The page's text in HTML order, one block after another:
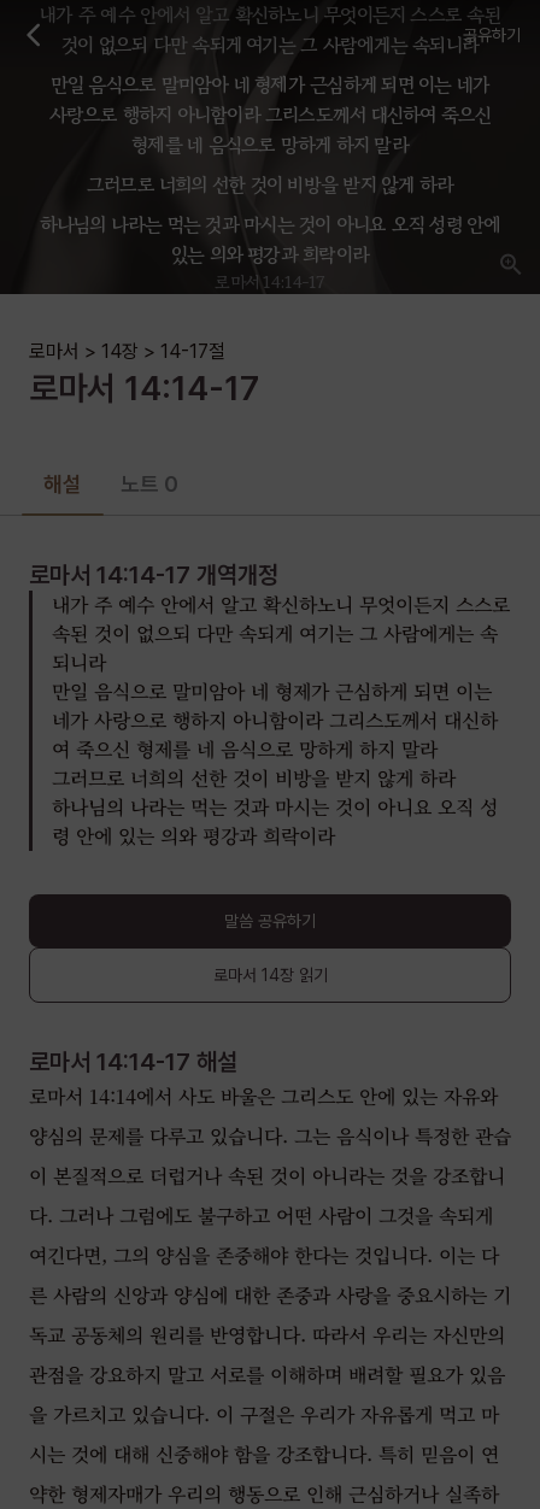
공유하기
내가 주 예수 안에서 알고 확신하노니 무엇이든지 스스로 속된
것이 없으되 다만 속되게 여기는 그 사람에게는 속되니라
만일 음식으로 말미암아 네 형제가 근심하게 되면 이는 네가
사랑으로 행하지 아니함이라 그리스도께서 대신하여 죽으신
형제를 네 음식으로 망하게 하지 말라
그러므로 너희의 선한 것이 비방을 받지 않게 하라
하나님의 나라는 먹는 것과 마시는 것이 아니요 오직 성령 안에
있는 의와 평강과 희락이라
로마서 14:14-17
로마서 > 14장 > 14-17절
로마서 14:14-17
해설 노트 0
로마서 14:14-17 개역개정
내가 주 예수 안에서 알고 확신하노니 무엇이든지 스스로
속된 것이 없으되 다만 속되게 여기는 그 사람에게는 속
되니라
만일 음식으로 말미암아 네 형제가 근심하게 되면 이는
네가 사랑으로 행하지 아니함이라 그리스도께서 대신하
여 죽으신 형제를 네 음식으로 망하게 하지 말라
그러므로 너희의 선한 것이 비방을 받지 않게 하라
하나님의 나라는 먹는 것과 마시는 것이 아니요 오직 성
령 안에 있는 의와 평강과 희락이라
말씀 공유하기
로마서 14장읽기
로마서 14:14-17 해설
로마서 14:14에서 사도 바울은 그리스도 안에 있는 자유와
양심의 문제를 다루고 있습니다. 그는 음식이나 특정한 관습
이 본질적으로 더럽거나 속된 것이 아니라는 것을 강조합니
다. 그러나 그럼에도 불구하고 어떤 사람이 그것을 속되게
여긴다면, 그의 양심을 존중해야 한다는 것입니다. 이는 다
른 사람의 신앙과 양심에 대한 존중과 사랑을 중요시하는 기
독교 공동체의 원리를 반영합니다. 따라서 우리는 자신만의
관점을 강요하지 말고 서로를 이해하며 배려할 필요가 있음
을 가르치고 있습니다. 이 구절은 우리가 자유롭게 먹고 마
시는 것에 대해 신중해야 함을 강조합니다. 특히 믿음이 연
약한 형제자매가 우리의 행동으로 인해 근심하거나 실족하